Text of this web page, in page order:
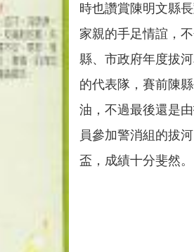
時也讚賞陳明文縣
家親的手足情誼，
縣、市政府年度拔
的代表隊，賽前陳
油，不過最後還是
員參加警消組的拔
盃，成績十分斐然。